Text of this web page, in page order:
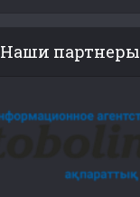
Наши партнеры